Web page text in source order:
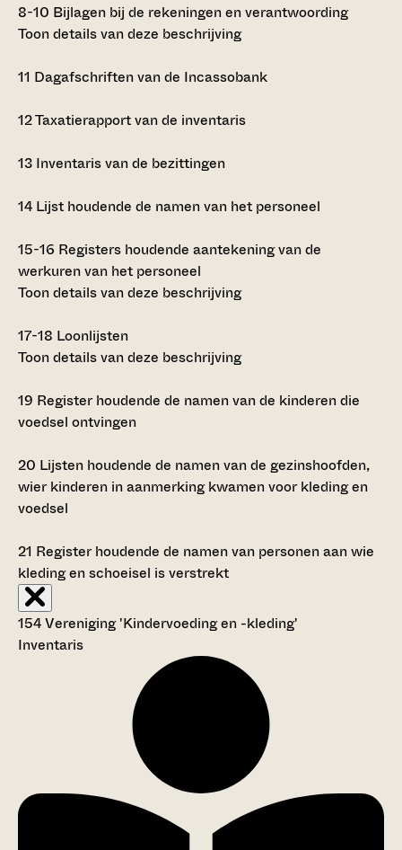
8-10 Bijlagen bij de rekeningen en verantwoording
Toon details van deze beschrijving
11 Dagafschriften van de Incassobank
12Taxatierapport van de inventaris
13 Inventaris van de bezittingen
14 Lijst houdende de namen van het personeel
15-16 Registers houdende aantekening van de
werkuren van het personeel
Toon details van deze beschrijving
17-18 Loonlijsten
Toon details van deze beschrijving
19 Register houdende de namen van de kinderen die
voedsel ontvingen
20 Lijsten houdende de namen van de gezinshoofden,
wier kinderen in aanmerking kwamen voor kleding en
voedsel
21 Register houdende de namen van personen aan wie
kleding en schoeisel is verstrekt
154 Vereniging 'Kindervoeding en -kleding'
Inventaris